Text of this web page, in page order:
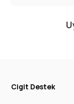
Cigit Destek